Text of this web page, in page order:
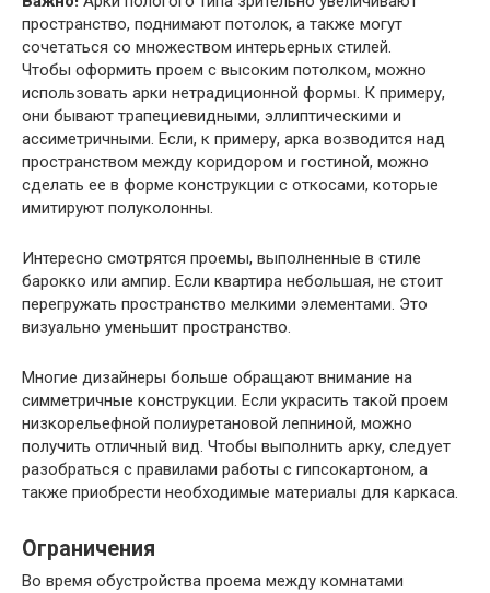
пространство, поднимают потолок, а также могут
сочетаться со множеством интерьерных стилей.
Чтобы оформить проем с высоким потолком, можно
использовать арки нетрадиционной формы. К примеру,
они бывают трапециевидными, эллиптическими и
ассиметричными. Если, к примеру, арка возводится над
пространством между коридором и гостиной, можно
сделать ее в форме конструкции с откосами, которые
имитируют полуколонны.
Интересно смотрятся проемы, выполненные в стиле
барокко или ампир. Если квартира небольшая, не стоит
перегружать пространство мелкими элементами. Это
визуально уменьшит пространство.
Многие дизайнеры больше обращают внимание на
симметричные конструкции. Если украсить такой проем
низкорельефной полиуретановой лепниной, можно
получить отличный вид. Чтобы выполнить арку, следует
разобраться с правилами работы с гипсокартоном, а
также приобрести необходимые материалы для каркаса.
Ограничения
Во время обустройства проема между комнатами